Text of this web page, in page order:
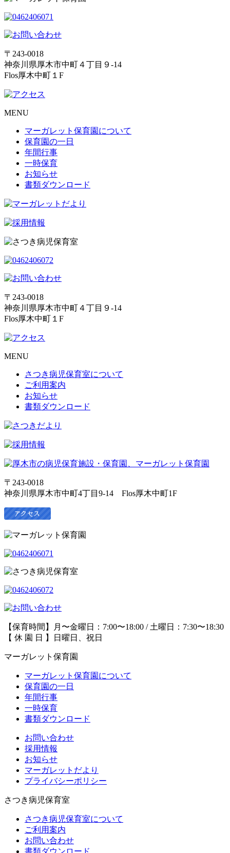
〒243-0018
神奈川県厚木市中町４丁目９-14
Flos厚木中町１F
MENU
マーガレット保育園について
保育園の一日
年間行事
一時保育
お知らせ
書類ダウンロード
〒243-0018
神奈川県厚木市中町４丁目９-14
Flos厚木中町１F
MENU
さつき病児保育室について
ご利用案内
お知らせ
書類ダウンロード
〒243-0018
神奈川県厚木市中町4丁目9-14 Flos厚木中町1F
【保育時間】月〜金曜日：7:00〜18:00 / 土曜日：7:30〜18:30
【 休 園 日 】日曜日、祝日
マーガレット保育園
マーガレット保育園について
保育園の一日
年間行事
一時保育
書類ダウンロード
お問い合わせ
採用情報
お知らせ
マーガレットだより
プライバシーポリシー
さつき病児保育室
さつき病児保育室について
ご利用案内
お問い合わせ
書類ダウンロード